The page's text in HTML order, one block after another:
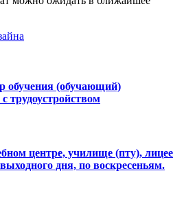
обучения (обучающий)
трудоустройством
центре, училище (пту), лицее
дня, по воскресеньям.